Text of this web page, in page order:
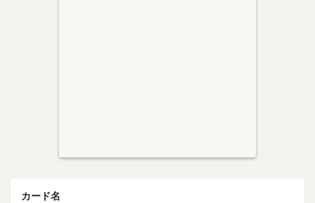
カード名